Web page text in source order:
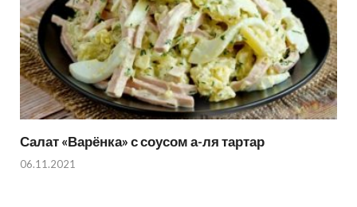
Салат «Варёнка» с соусом а-ля тартар
06.11.2021